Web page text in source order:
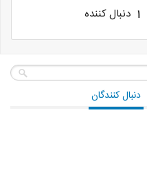
1 دنبال کننده
دنبال کنندگان